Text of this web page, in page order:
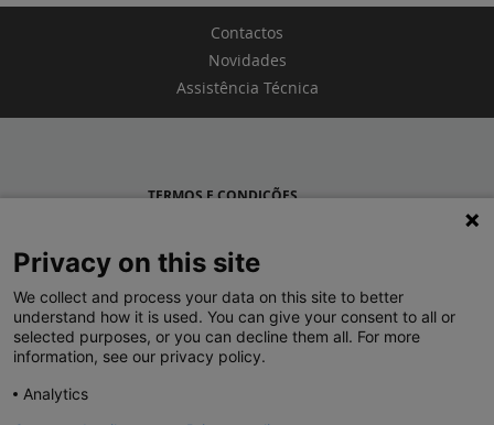
Contactos
Novidades
Assistência Técnica
TERMOS E CONDIÇÕES
LEGRAND PORTUGAL
GRUPO LEGRAND NO MUNDO
Privacy on this site
We collect and process your data on this site to better
understand how it is used. You can give your consent to all or
selected purposes, or you can decline them all. For more
information, see our privacy policy.
Analytics